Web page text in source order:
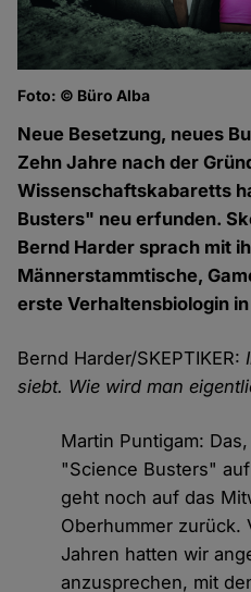
Foto: © Büro Alba
Neue Besetzung, neues
Zehn Jahre nach der
Wissenschaftskabaretts
Busters" neu erfunden.
Bernd Harder sprach mit
Männerstammtische,
erste Verhaltensbiologin
Bernd Harder/SKEPTIKER:
siebt. Wie wird man
Martin Puntigam:
"Science Busters"
geht noch auf das
Oberhummer zurück.
Jahren hatten wir
anzusprechen, mit